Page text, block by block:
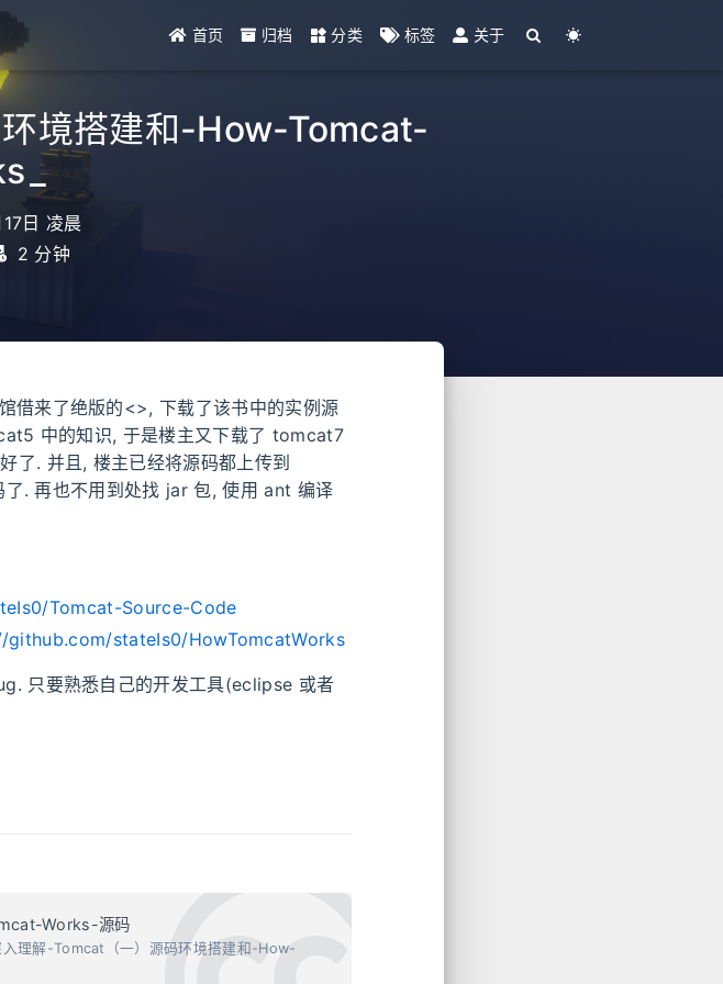
首页 归档 分类 标签 关于
境搭建和-How-Tomcat-
码 _
日 凌晨
2 分钟
借来了绝版的<>, 下载了该书中的实例源
中的知识, 于是楼主又下载了 tomcat7
了. 并且, 楼主已经将源码都上传到
. 再也不用到处找 jar 包, 使用 ant 编译
Tomcat-Source-Code
github.com/stateIs0/HowTomcatWorks
只要熟悉自己的开发工具(eclipse 或者
Works-源码
理解-Tomcat（一）源码环境搭建和-How-